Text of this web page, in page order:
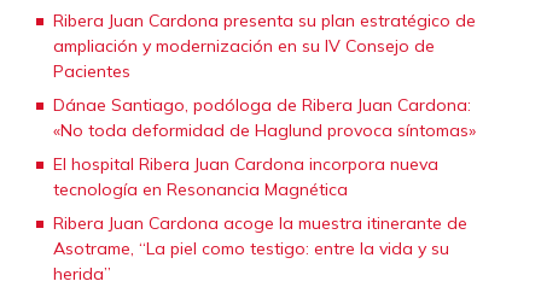
Ribera Juan Cardona presenta su plan estratégico de
ampliación y modernización en su IV Consejo de
Pacientes
Dánae Santiago, podóloga de Ribera Juan Cardona:
«No toda deformidad de Haglund provoca síntomas»
El hospital Ribera Juan Cardona incorpora nueva
tecnología en Resonancia Magnética
Ribera Juan Cardona acoge la muestra itinerante de
Asotrame, “La piel como testigo: entre la vida y su
herida”